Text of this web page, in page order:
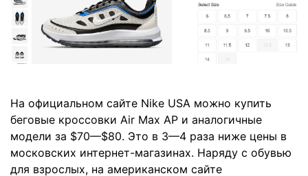
На официальном сайте Nike USA можно купить
беговые кроссовки Air Max AP и аналогичные
модели за $70—$80. Это в 3—4 раза ниже цены в
московских интернет-магазинах. Наряду с обувью
для взрослых, на американском сайте